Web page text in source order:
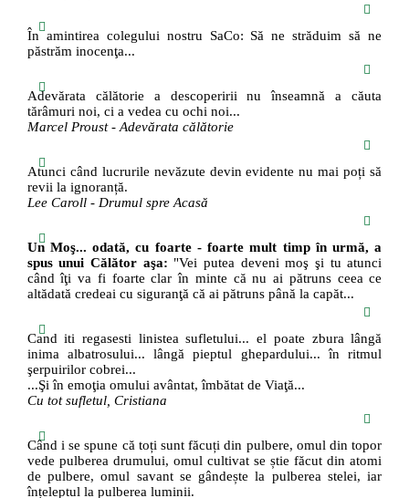
În amintirea colegului nostru SaCo: Să ne străduim să ne
păstrăm inocenţa...
Adevărata călătorie a descoperirii nu înseamnă a căuta
tărâmuri noi, ci a vedea cu ochi noi...
Marcel Proust - Adevărata călătorie
Atunci când lucrurile nevăzute devin evidente nu mai poți să
revii la ignoranță.
Lee Caroll - Drumul spre Acasă
Un Moş... odată, cu foarte - foarte mult timp în urmă, a
spus unui Călător aşa: "Vei putea deveni moş şi tu atunci
când îţi va fi foarte clar în minte că nu ai pătruns ceea ce
altădată credeai cu siguranţă că ai pătruns până la capăt...
Cand iti regasesti linistea sufletului... el poate zbura lângă
inima albatrosului... lângă pieptul ghepardului... în ritmul
şerpuirilor cobrei...
...Şi în emoţia omului avântat, îmbătat de Viaţă...
Cu tot sufletul, Cristiana
Când i se spune că toți sunt făcuți din pulbere, omul din topor
vede pulberea drumului, omul cultivat se știe făcut din atomi
de pulbere, omul savant se gândește la pulberea stelei, iar
înțeleptul la pulberea luminii.